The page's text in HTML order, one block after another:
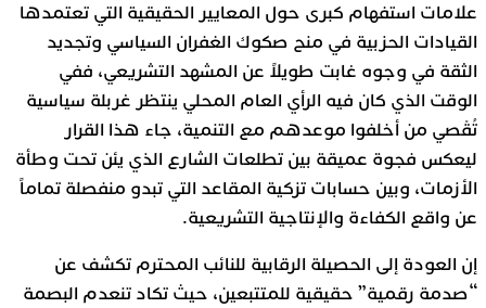
علامات استفهام كبرى حول المعايير الحقيقية التي تعتمدها
القيادات الحزبية في منح صكوك الغفران السياسي وتجديد
الثقة في وجوه غابت طويلاً عن المشهد التشريعي، ففي
الوقت الذي كان فيه الرأي العام المحلي ينتظر غربلة سياسية
تُقْصي من أخلفوا موعدهم مع التنمية، جاء هذا القرار
ليعكس فجوة عميقة بين تطلعات الشارع الذي يئن تحت وطأة
الأزمات، وبين حسابات تزكية المقاعد التي تبدو منفصلة تماماً
عن واقع الكفاءة والإنتاجية التشريعية.
إن العودة إلى الحصيلة الرقابية للنائب المحترم تكشف عن
“صدمة رقمية” حقيقية للمتتبعين، حيث تكاد تنعدم البصمة